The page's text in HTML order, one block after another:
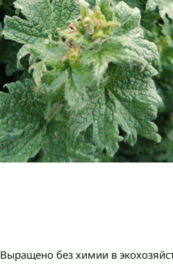
Выращено без химии в